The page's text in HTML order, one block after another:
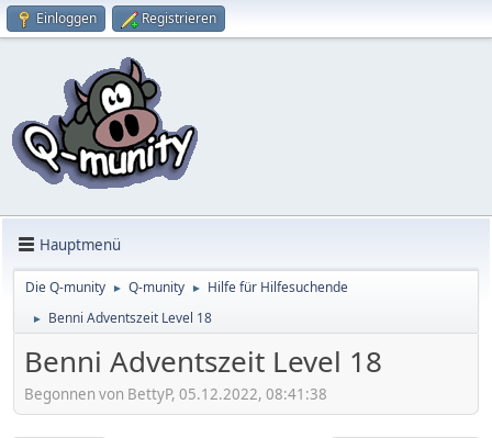
Einloggen Registrieren
Hauptmenü
Die Q-munity ► Q-munity ► Hilfe für Hilfesuchende
► Benni Adventszeit Level 18
Benni Adventszeit Level 18
Begonnen von BettyP, 05.12.2022, 08:41:38